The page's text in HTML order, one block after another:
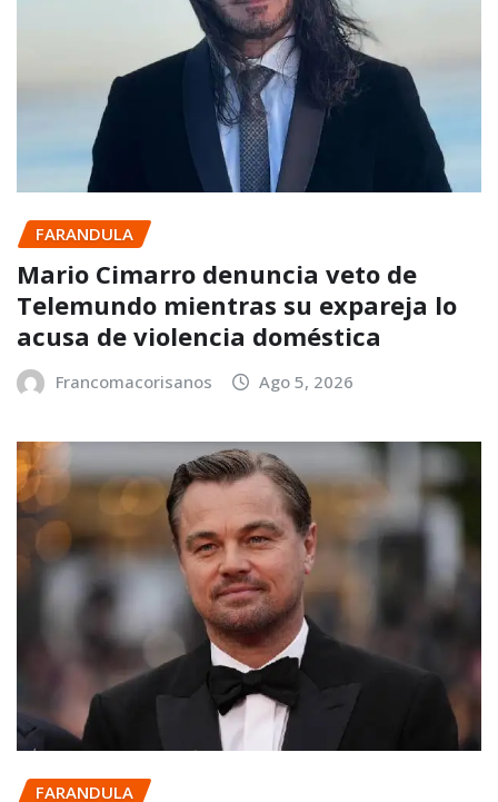
FARANDULA
Mario Cimarro denuncia veto de
Telemundo mientras su expareja lo
acusa de violencia doméstica
Francomacorisanos Ago 5, 2026
FARANDULA